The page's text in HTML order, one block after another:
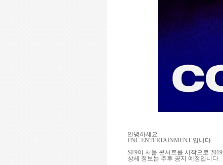
안녕하세요
FNC ENTERTAINMENT 입니다.
SF9이 서울 콘서트를 시작으로 2019
상세 정보는 추후 공지 예정입니다.